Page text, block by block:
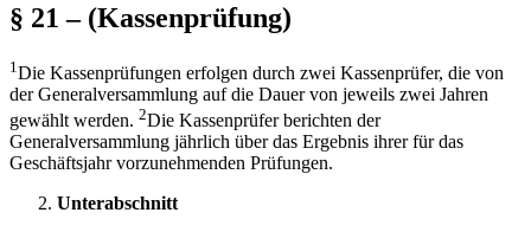
§ 21 – (Kassenprüfung)
1 Die Kassenprüfungen erfolgen durch zwei Kassenprüfer, die von
der Generalversammlung auf die Dauer von jeweils zwei Jahren
gewählt werden. 2Die Kassenprüfer berichten der
Generalversammlung jährlich über das Ergebnis ihrer für das
Geschäftsjahr vorzunehmenden Prüfungen.
Unterabschnitt